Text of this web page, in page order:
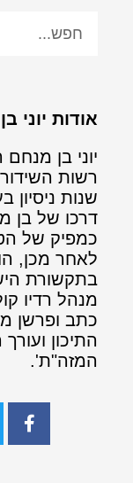
אודות יוני
יוני בן
רשות
שנות ניסיון
דרכו של בן
כמפיק של
לאחר מכן,
בתקשורת
מנהל רדיו
כתב ופרשן
התיכון
המזה"ת'.